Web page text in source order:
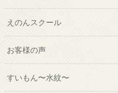
えのんスクール
お客様の声
すいもん〜水紋〜